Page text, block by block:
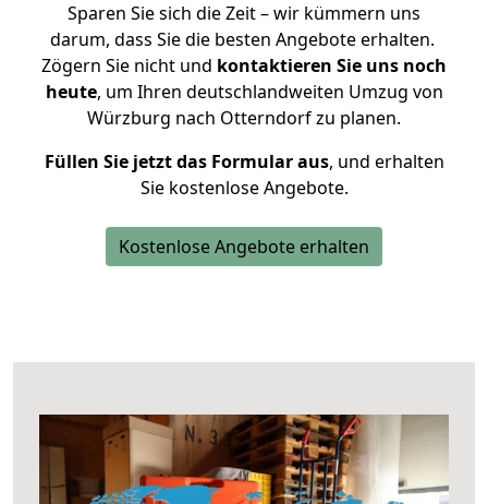
Sparen Sie sich die Zeit – wir kümmern uns
darum, dass Sie die besten Angebote erhalten.
Zögern Sie nicht und kontaktieren Sie uns noch
heute, um Ihren deutschlandweiten Umzug von
Würzburg nach Otterndorf zu planen.
Füllen Sie jetzt das Formular aus, und erhalten
Sie kostenlose Angebote.
Kostenlose Angebote erhalten